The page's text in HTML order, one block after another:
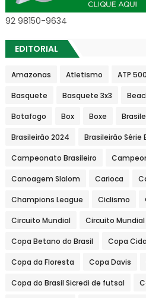
92 98150-9634
EDITORIAL
Amazonas Atletismo ATP
Basquete Basquete 3x3
Botafogo Box Boxe
Brasileirão 2024 Brasileirão Série
Campeonato Brasileiro
Canoagem Slalom Carioca
Champions League Ciclismo
Circuito Mundial Circuito Mundial
Copa Betano do Brasil Copa
Copa da Floresta Copa Davis
Copa do Brasil Sicredi de futsal